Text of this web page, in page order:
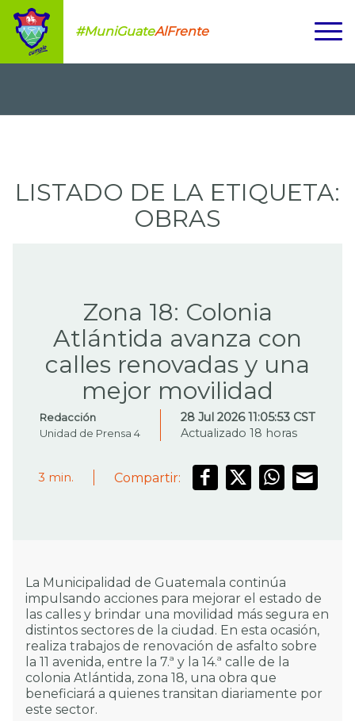
#MuniGuateAlFrente
LISTADO DE LA ETIQUETA:
OBRAS
Zona 18: Colonia
Atlántida avanza con
calles renovadas y una
mejor movilidad
Redacción
Unidad de Prensa 4
28 Jul 2026 11:05:53 CST
Actualizado 18 horas
3 min. Compartir:
La Municipalidad de Guatemala continúa
impulsando acciones para mejorar el estado de
las calles y brindar una movilidad más segura en
distintos sectores de la ciudad. En esta ocasión,
realiza trabajos de renovación de asfalto sobre
la 11 avenida, entre la 7.ª y la 14.ª calle de la
colonia Atlántida, zona 18, una obra que
beneficiará a quienes transitan diariamente por
este sector.